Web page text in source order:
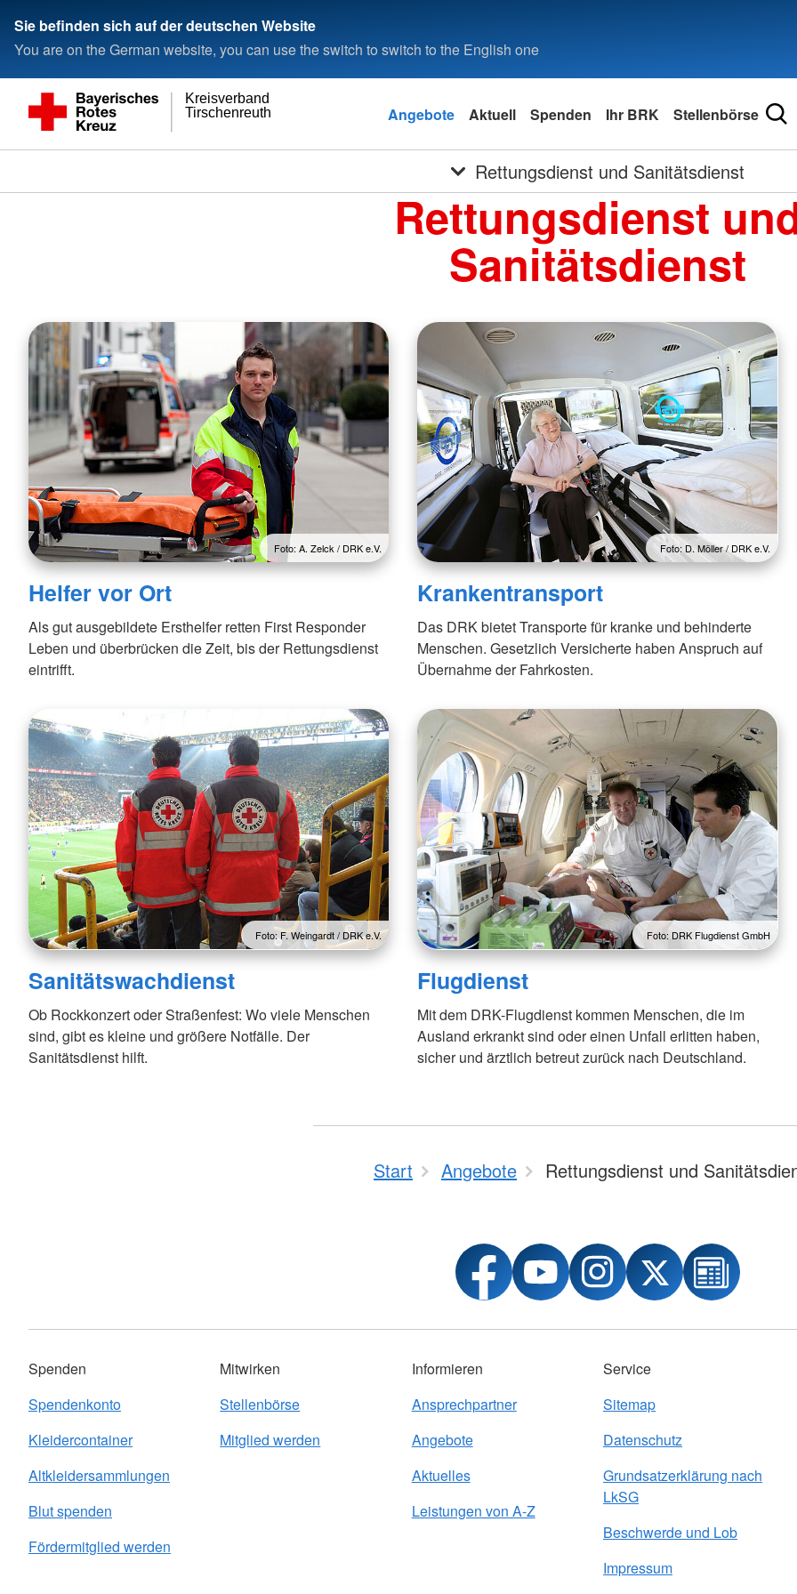
Sie befinden sich auf der deutschen Website
You are on the German website, you can use the switch to switch to the English one
Tirschenreuth
Kreisverband
Angebote Aktuell Spenden Ihr BRK Stellenbörse
Rettungsdienst und Sanitätsdienst
Rettungsdienst
Sanitätsdienst
Foto: A. Zelck / DRK e.V.
Helfer vor Ort
Als gut ausgebildete Ersthelfer retten First Responder
Leben und überbrücken die Zeit, bis der Rettungsdienst
eintrifft.
Foto: D. Möller / DRK e.V.
Krankentransport
Das DRK bietet Transporte für kranke und behinderte
Menschen. Gesetzlich Versicherte haben Anspruch auf
Übernahme der Fahrkosten.
Foto: F. Weingardt / DRK e.V.
Sanitätswachdienst
Ob Rockkonzert oder Straßenfest: Wo viele Menschen
sind, gibt es kleine und größere Notfälle. Der
Sanitätsdienst hilft.
Foto: DRK Flugdienst GmbH
Flugdienst
Mit dem DRK-Flugdienst kommen Menschen, die im
Ausland erkrankt sind oder einen Unfall erlitten haben,
sicher und ärztlich betreut zurück nach Deutschland.
Start Angebote Rettungsdienst und
Spenden
Spendenkonto
Kleidercontainer
Altkleidersammlungen
Blut spenden
Fördermitglied werden
Mitwirken
Stellenbörse
Mitglied werden
Informieren
Ansprechpartner
Angebote
Aktuelles
Leistungen von A-Z
Service
Sitemap
Datenschutz
Grundsatzerklärung nach
LkSG
Beschwerde und Lob
Impressum